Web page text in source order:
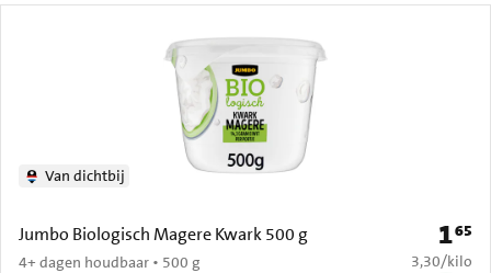
Jumbo Biologisch Magere Kwark 500 g
4+ dagen houdbaar • 500 g
Van dichtbij
Prijs:
165
€ 3,30 per
3,30/kilo